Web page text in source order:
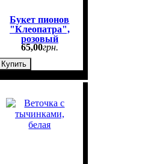
Букет пионов
"Клеопатра",
розовый
65,00грн.
Купить